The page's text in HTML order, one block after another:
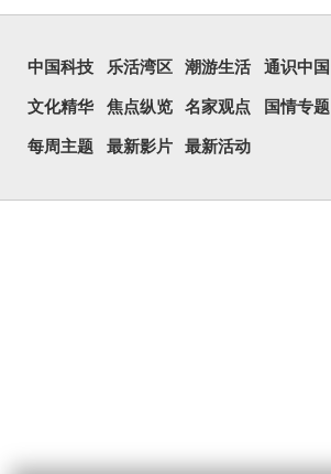
中国科技 乐活湾区 潮游生活 通识中国
文化精华 焦点纵览 名家观点 国情专题
每周主题 最新影片 最新活动